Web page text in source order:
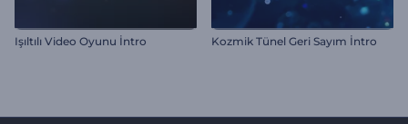
Işıltılı Video Oyunu İntro Kozmik Tünel Geri Sayım İntro